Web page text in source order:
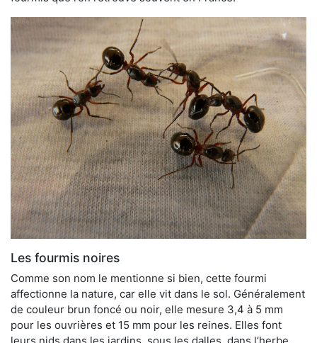
Les fourmis noires
Comme son nom le mentionne si bien, cette fourmi
affectionne la nature, car elle vit dans le sol. Généralement
de couleur brun foncé ou noir, elle mesure 3,4 à 5 mm
pour les ouvrières et 15 mm pour les reines. Elles font